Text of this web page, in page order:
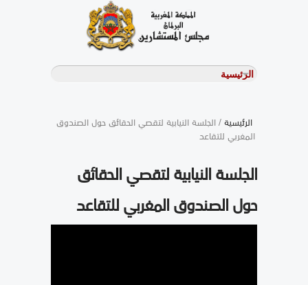
الرئيسية/ الجلسة النيابية لتقصي الحقائق حول الصندوق
المغربي للتقاعد
الجلسة النيابية لتقصي الحقائق
حول الصندوق المغربي للتقاعد